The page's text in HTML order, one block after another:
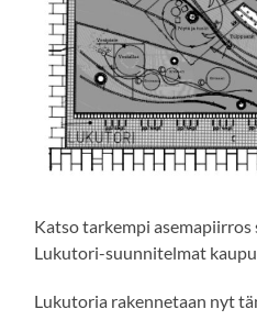
Katso tarkempi
Lukutori-suunnitelmat
Lukutoria rakennetaan nyt